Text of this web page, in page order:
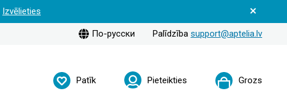
Izvēlieties
По-русски Palīdzība support@aptelia.lv
Patīk Pieteikties Grozs